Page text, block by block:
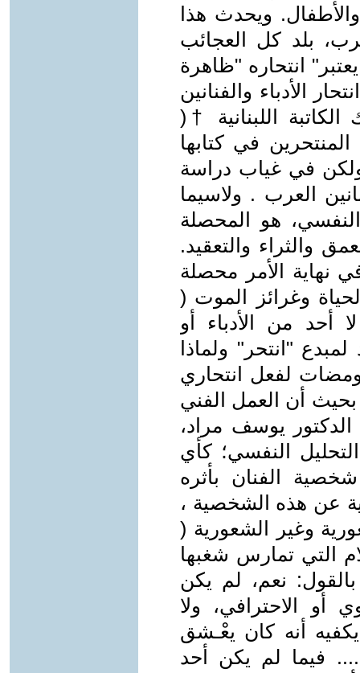
ويحدث هذا
بلد كل العجائب
(2) وبالتالي يعتبر" انتحاره "ظاهرة
الأدباء والفنانين
اللبنانية †(
في كتابھا
في غياب دراسة
العرب . ولاسيما
هو المحصلة
والثراء والتعقيد.
نهاية الأمر محصلة
وغرائز الموت (
أحد من الأدباء أو
"انتحر" ولماذا
لفعل انتحاري
أن العمل الفني
يوسف مراد،
النفسي؛ كأي
الفنان بأثره
عن هذه الشخصية ،
وغير الشعورية (
التي تمارس شغبها
نعم، لم يكن
أو الاحترافي، ولا
أنه كان يعْـشق
فيما لم يكن أحد